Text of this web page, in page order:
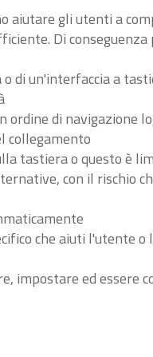
gli utenti a
Di
di un'interfaccia a
di navigazione
collegamento
tastiera o questo è
con il rischio
che aiuti l'utente
impostare ed essere